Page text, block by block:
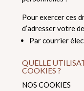
Pour exercer ces
d’adresser votre
Par courrier
QUELLE
COOKIES ?
NOS COOKIES